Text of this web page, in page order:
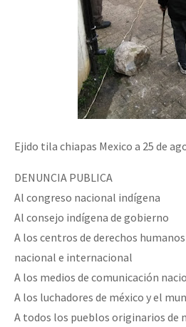
Ejido tila chiapas Mexico a 25 de
DENUNCIA PUBLICA
Al congreso nacional indígena
Al consejo indígena de gobierno
A los centros de derechos
nacional e internacional
A los medios de comunicación
A los luchadores de méxico y el
A todos los pueblos originarios de